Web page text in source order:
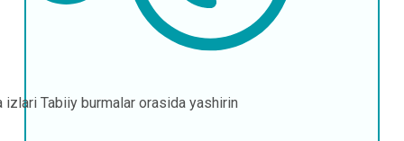
izlari Tabiiy burmalar orasida yashirin